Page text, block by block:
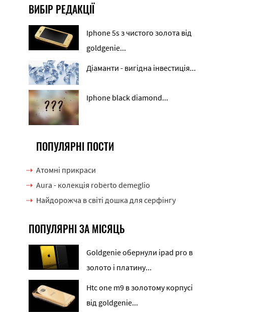
ВИБІР РЕДАКЦІЇ
Iphone 5s з чистого золота від
goldgenie...
Діаманти - вигідна інвестиція...
Iphone black diamond...
ПОПУЛЯРНІ ПОСТИ
Атомні прикраси
Aura - колекція roberto demeglio
Найдорожча в світі дошка для серфінгу
ПОПУЛЯРНІ ЗА МІСЯЦЬ
Goldgenie обернули ipad pro в
золото і платину...
Htc one m9 в золотому корпусі
від goldgenie...